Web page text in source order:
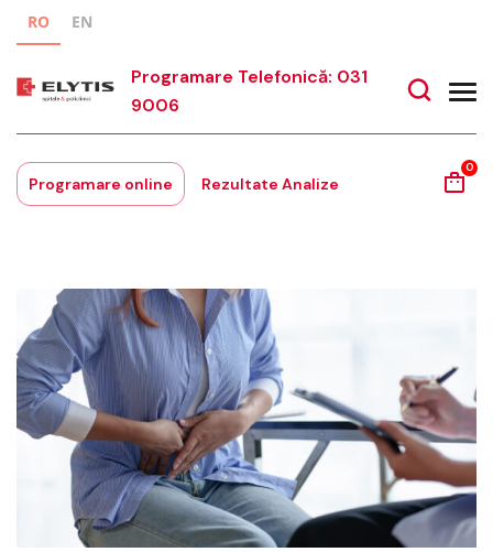
RO EN
Programare Telefonică: 031
9006
Programare online Rezultate Analize
0